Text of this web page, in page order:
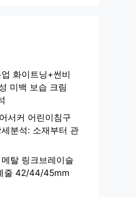
화이트닝+썬비
미백 보습 크림
서커 어린이침구
분석: 소재부터 관
탈 링크브레이슬
줄 42/44/45mm